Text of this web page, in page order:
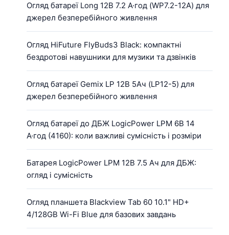
Огляд батареї Long 12В 7.2 А·год (WP7.2-12A) для
джерел безперебійного живлення
Огляд HiFuture FlyBuds3 Black: компактні
бездротові навушники для музики та дзвінків
Огляд батареї Gemix LP 12В 5Ач (LP12-5) для
джерел безперебійного живлення
Огляд батареї до ДБЖ LogicPower LPM 6В 14
А·год (4160): коли важливі сумісність і розміри
Батарея LogicPower LPM 12В 7.5 Ач для ДБЖ:
огляд і сумісність
Огляд планшета Blackview Tab 60 10.1" HD+
4/128GB Wi-Fi Blue для базових завдань